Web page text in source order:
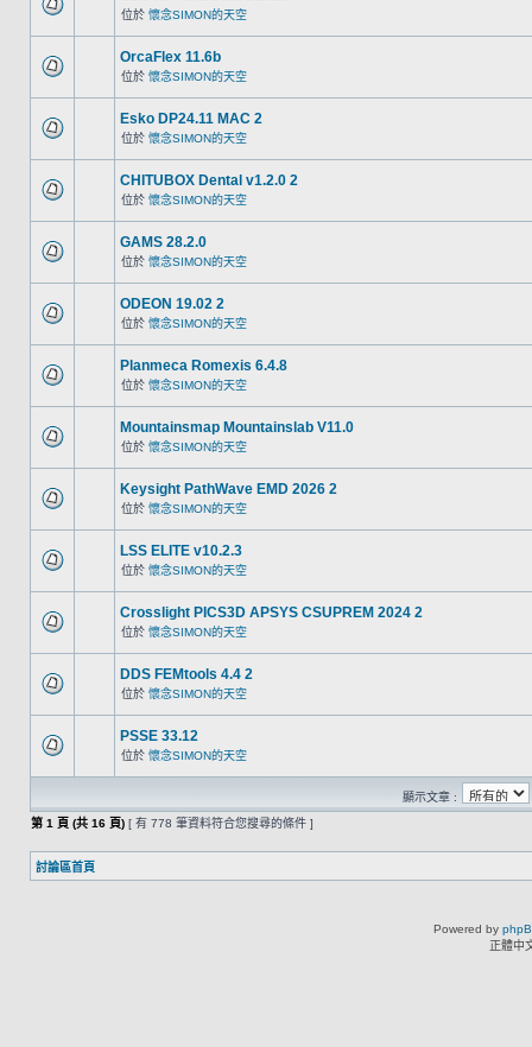
位於 懷念SIMON的天空
OrcaFlex 11.6b
位於 懷念SIMON的天空
Esko DP24.11 MAC 2
位於 懷念SIMON的天空
CHITUBOX Dental v1.2.0 2
位於 懷念SIMON的天空
GAMS 28.2.0
位於 懷念SIMON的天空
ODEON 19.02 2
位於 懷念SIMON的天空
Planmeca Romexis 6.4.8
位於 懷念SIMON的天空
Mountainsmap Mountainslab V11.0
位於 懷念SIMON的天空
Keysight PathWave EMD 2026 2
位於 懷念SIMON的天空
LSS ELITE v10.2.3
位於 懷念SIMON的天空
Crosslight PICS3D APSYS CSUPREM 2024 2
位於 懷念SIMON的天空
DDS FEMtools 4.4 2
位於 懷念SIMON的天空
PSSE 33.12
位於 懷念SIMON的天空
顯示文章 :
第 1 頁 (共 16 頁) [ 有 778 筆資料符合您搜尋的條件 ]
討論區首頁
Powered by
正體中